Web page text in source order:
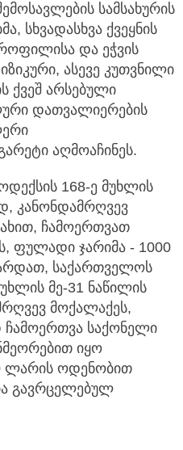
სამსახურის
სხვადასხვა ქვეყნის
და ეჭვის
ასევე კუთვნილი
ქვეშ არსებული
დათვალიერების
აღმოაჩინეს.
168-ე მუხლის
კანონდამრღვევ
ჩამოერთვათ
ფულადი ჯარიმა - 1000
საქართველოს
მე-31 ნაწილის
მოქალაქეს,
ჩამოერთვა საქონელი
იყო
ლარის ოდენობით
გავრცელებულ